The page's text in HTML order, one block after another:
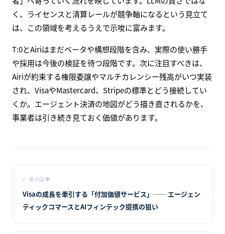
く、ライセンスと清算レールが競争軸になるという見立て
は、この領域を考えるうえで示唆に富みます。
T:0とAiriはまだベータや構想段階を含み、実際の使い勝手
や採用は今後の検証を待つ段階です。次に注目すべきは、
Airiが約束する権限委譲やマルチカレンシー残高がいつ実装
され、VisaやMastercard、Stripeの標準とどう接続してい
くか。エージェント決済の地図がどう描き直されるかを、
事業者は引き続き見ておく価値があります。
←前の記事
Visaの成長を牽引する「付加価値サービス」── エージェン
ティックコマースとAIフィンテック提携の狙い